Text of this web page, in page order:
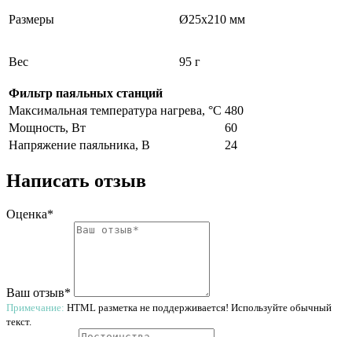
Размеры Ø25х210 мм
Вес 95 г
Фильтр паяльных станций
Максимальная температура нагрева, °C 480
Мощность, Вт
60
Напряжение паяльника, В
24
Написать отзыв
Оценка*
Ваш отзыв*
Примечание: HTML разметка не поддерживается! Используйте обычный
текст.